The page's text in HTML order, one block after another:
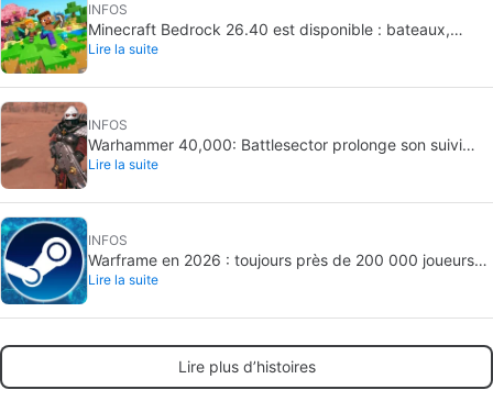
INFOS
Minecraft Bedrock 26.40 est disponible : bateaux,
correctif Switch et biome expérimental
Lire la suite
INFOS
Warhammer 40,000: Battlesector prolonge son suivi
jusqu’en 2027 : un DLC narratif annoncé
Lire la suite
INFOS
Warframe en 2026 : toujours près de 200 000 joueurs
par jour
Lire la suite
Lire plus d’histoires